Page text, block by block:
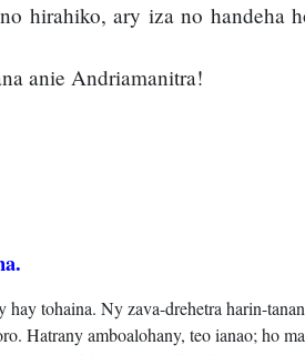
hirahiko, ary iza no handeha
anie Andriamanitra!
tohaina. Ny zava-drehetra harin-
Hatrany amboalohany, teo ianao; ho